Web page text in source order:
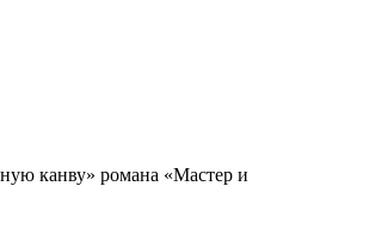
канву» романа «Мастер и